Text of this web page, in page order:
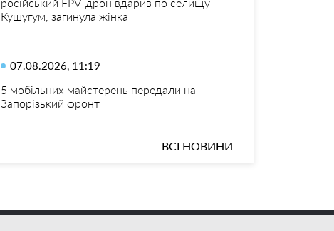
Кушугум, загинула жінка
07.08.2026, 11:19
5 мобільних майстерень передали на
Запорізький фронт
ВСІ НОВИНИ